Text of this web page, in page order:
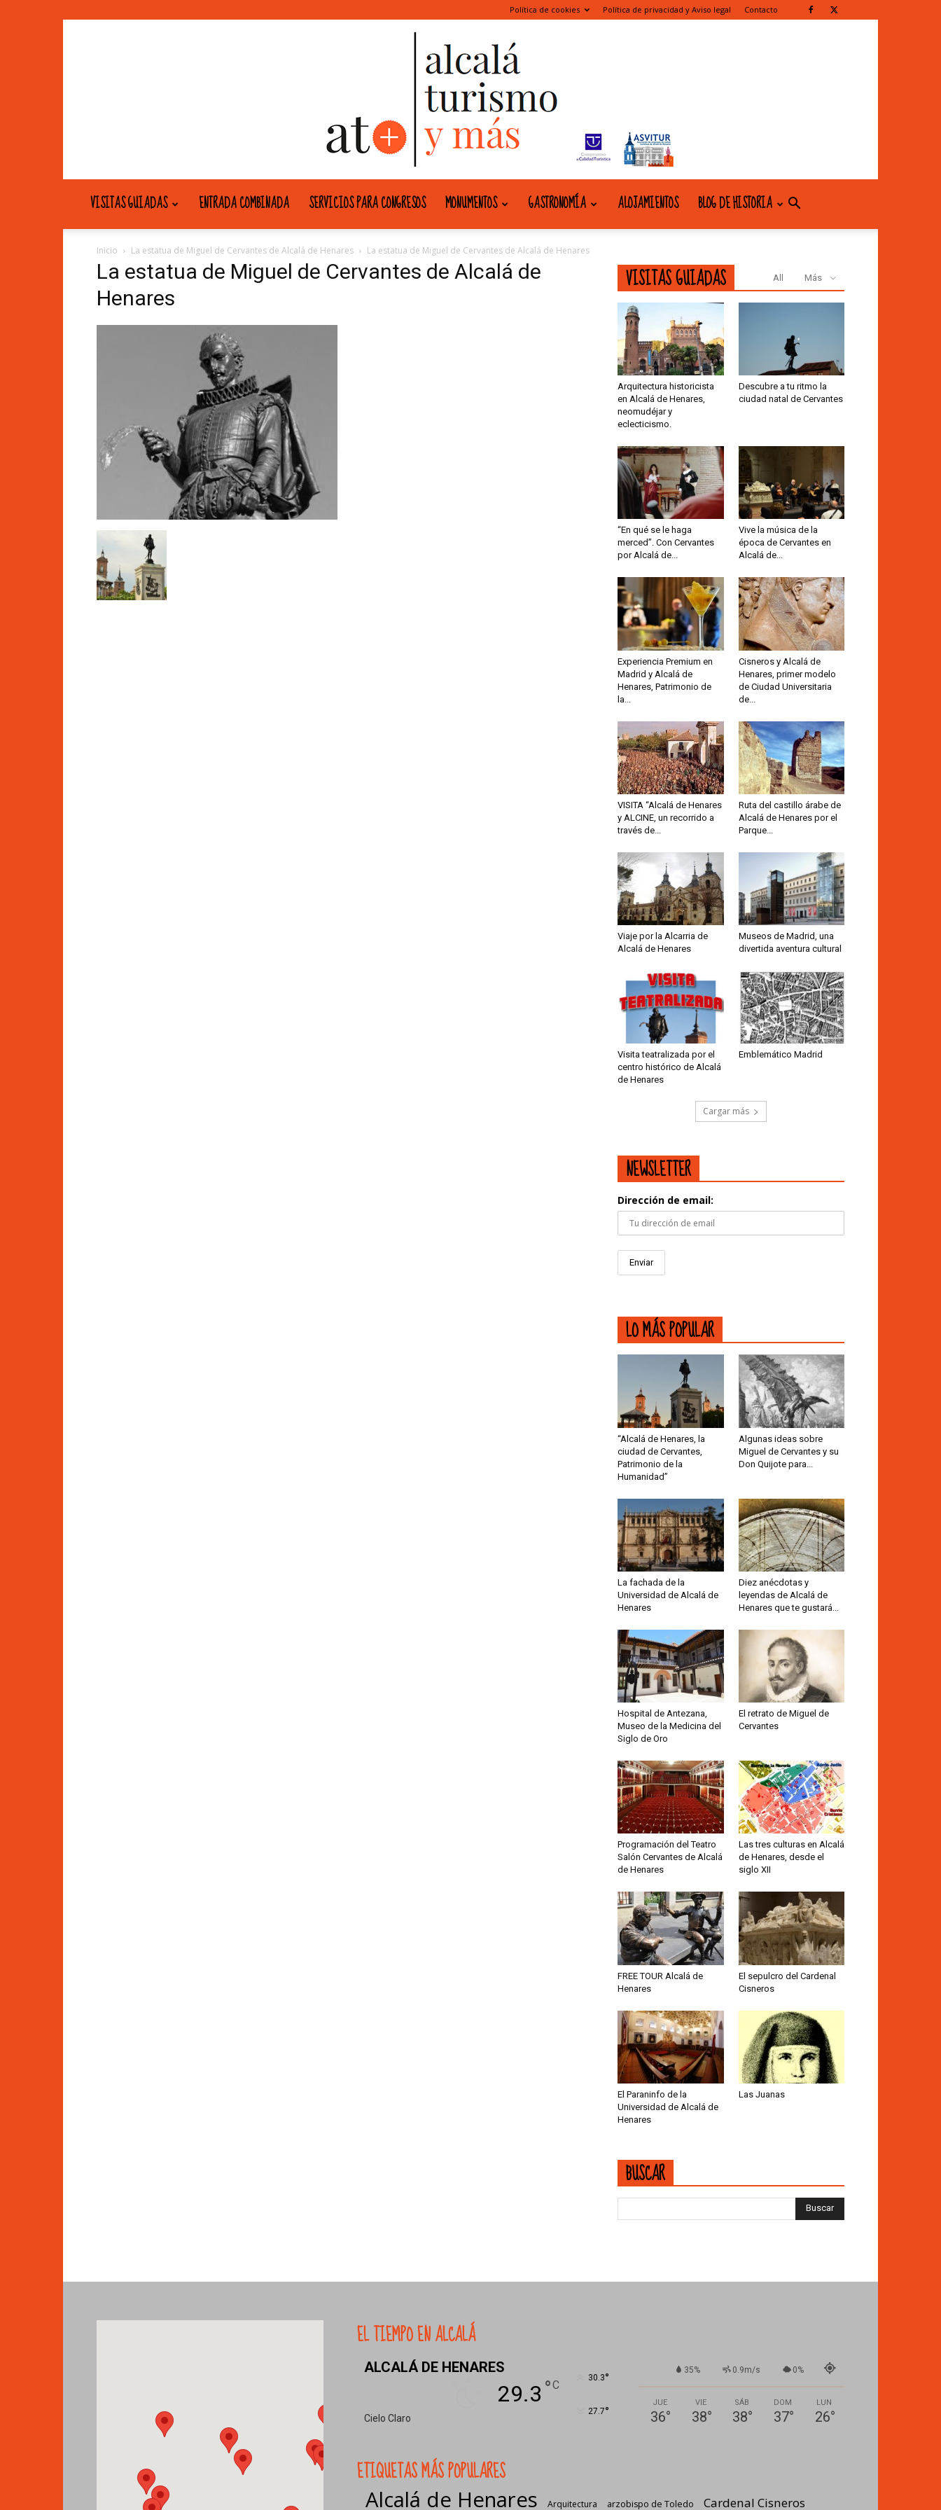
Política de cookies Política de privacidad y Aviso legal Contacto
VISITAS GUIADAS ENTRADA COMBINADA SERVICIOS PARA CONGRESOS MONUMENTOS GASTRONOMÍA ALOJAMIENTOS BLOG DE HISTORIA
Inicio La estatua de Miguel de Cervantes de Alcalá de Henares La estatua de Miguel de Cervantes de Alcalá de Henares
La estatua de Miguel de Cervantes de Alcalá de
Henares
VISITAS GUIADAS All Más
Arquitectura historicista
en Alcalá de Henares,
neomudéjar y
eclecticismo.
Descubre a tu ritmo la
ciudad natal de Cervantes
“En qué se le haga
merced”. Con Cervantes
por Alcalá de...
Vive la música de la
época de Cervantes en
Alcalá de...
Experiencia Premium en
Madrid y Alcalá de
Henares, Patrimonio de
la...
Cisneros y Alcalá de
Henares, primer modelo
de Ciudad Universitaria
de...
VISITA “Alcalá de Henares
y ALCINE, un recorrido a
través de...
Ruta del castillo árabe de
Alcalá de Henares por el
Parque...
Viaje por la Alcarria de
Alcalá de Henares
Museos de Madrid, una
divertida aventura cultural
Visita teatralizada por el
centro histórico de Alcalá
de Henares
Emblemático Madrid
Cargar más
NEWSLETTER
Dirección de email:
LO MÁS POPULAR
“Alcalá de Henares, la
ciudad de Cervantes,
Patrimonio de la
Humanidad”
Algunas ideas sobre
Miguel de Cervantes y su
Don Quijote para...
La fachada de la
Universidad de Alcalá de
Henares
Diez anécdotas y
leyendas de Alcalá de
Henares que te gustará...
Hospital de Antezana,
Museo de la Medicina del
Siglo de Oro
El retrato de Miguel de
Cervantes
Programación del Teatro
Salón Cervantes de Alcalá
de Henares
Las tres culturas en Alcalá
de Henares, desde el
siglo XII
FREE TOUR Alcalá de
Henares
El sepulcro del Cardenal
Cisneros
El Paraninfo de la
Universidad de Alcalá de
Henares
Las Juanas
BUSCAR
EL TIEMPO EN ALCALÁ
ALCALÁ DE HENARES
Cielo Claro
29.3 °C
30.3°
27.7°
35% 0.9m/s 0%
JUE
36°
VIE
38°
SÁB
38°
DOM
37°
LUN
26°
ETIQUETAS MÁS POPULARES
Alcalá de Henares Arquitectura arzobispo de Toledo Cardenal Cisneros